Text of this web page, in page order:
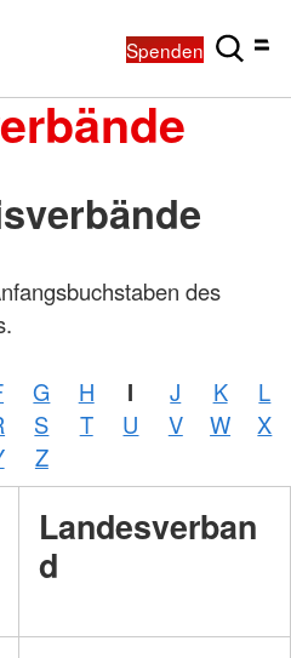
Spenden
des
G H I J K
L
S T U V W
X
Z
Landesverban
d